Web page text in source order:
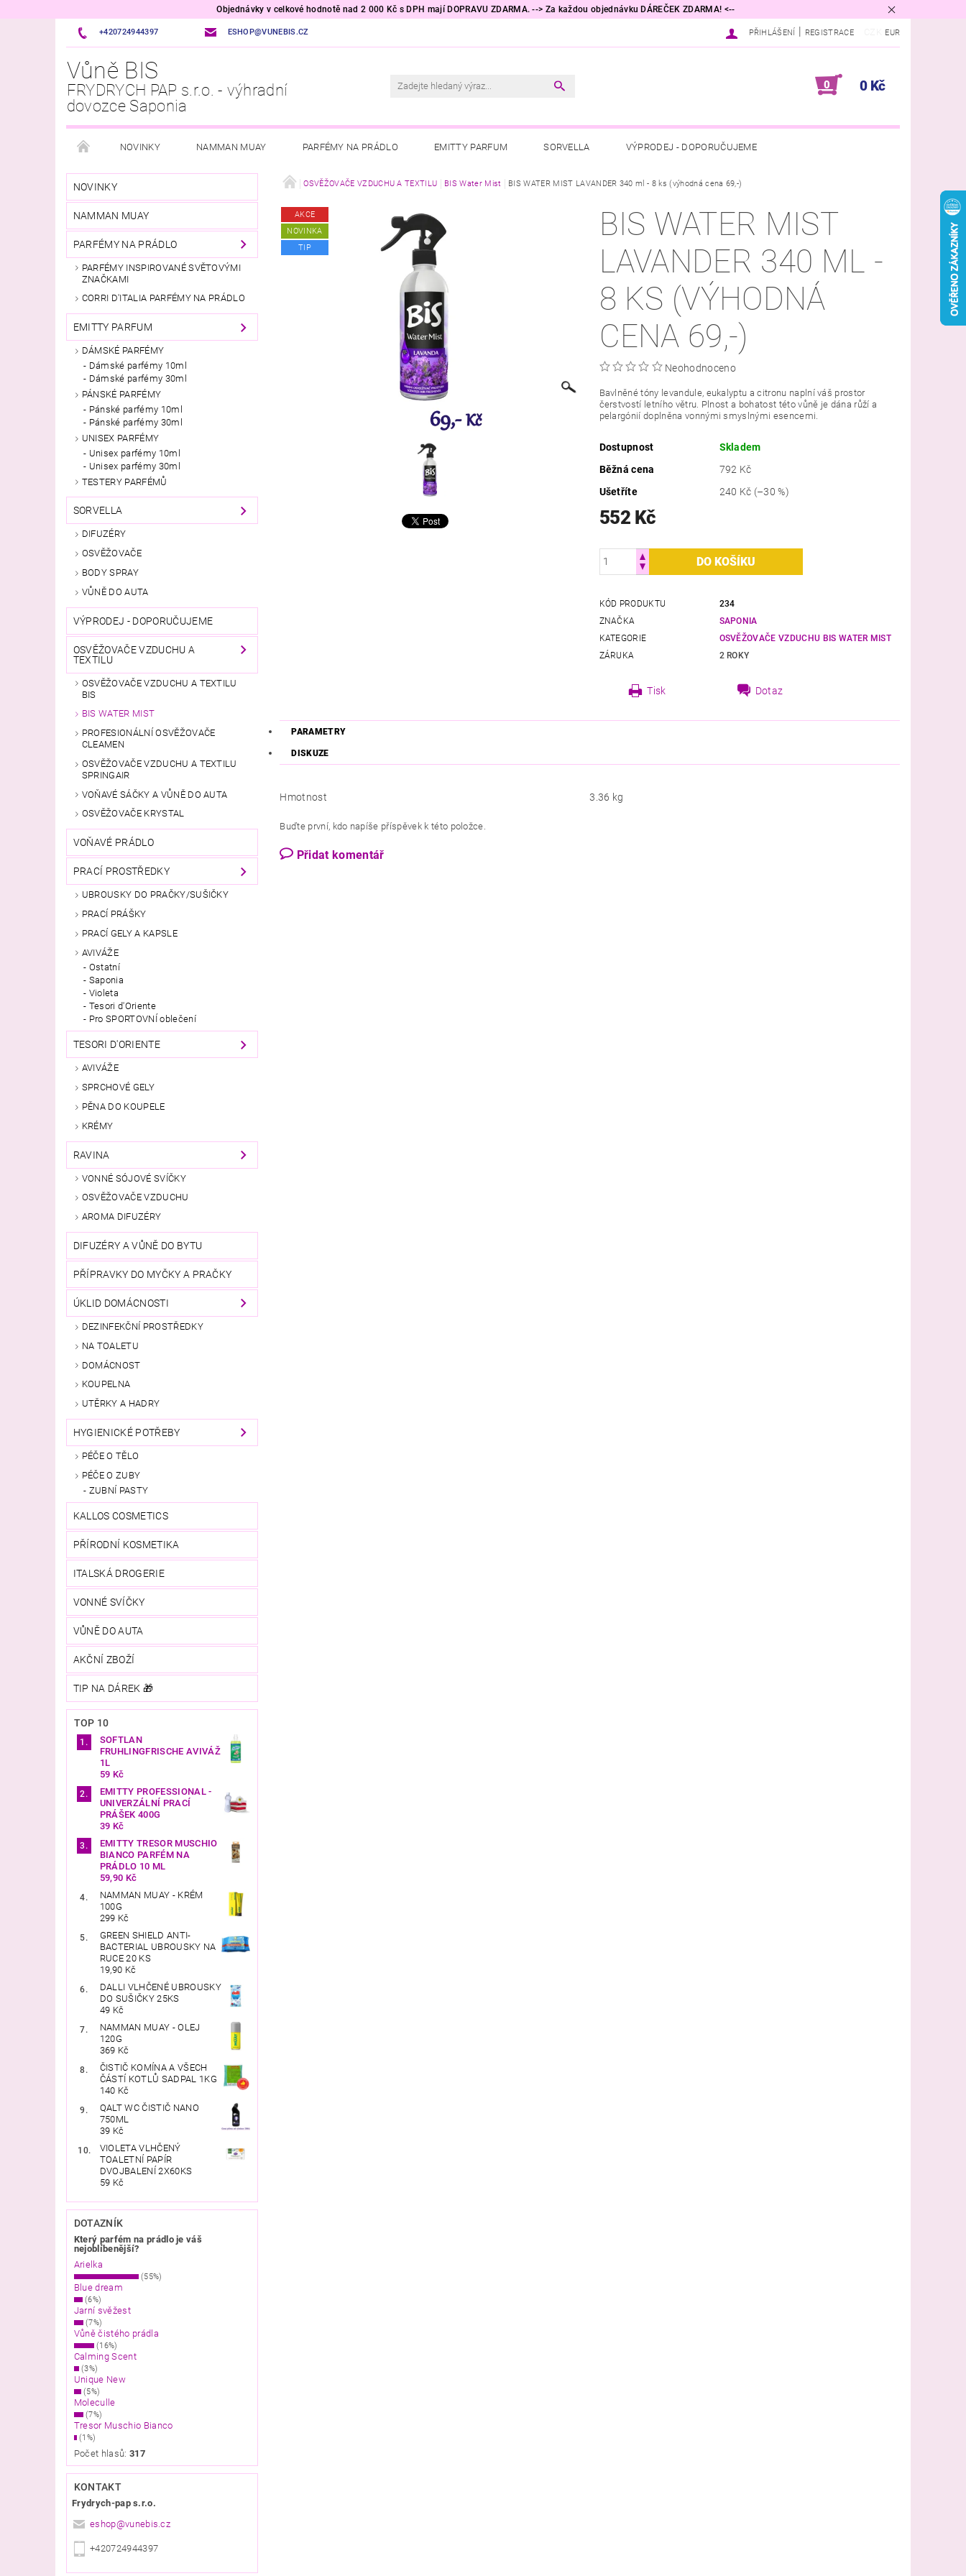
Objednávky v celkové hodnotě nad 2 000 Kč s DPH mají DOPRAVU ZDARMA. --> Za každou objednávku DÁREČEK ZDARMA! <--
+420724944397 ESHOP@VUNEBIS.CZ EUR
PŘIHLÁŠENÍ REGISTRACE
Vůně BIS
FRYDRYCH PAP s.r.o. - výhradní
dovozce Saponia
0 0 Kč
NOVINKY NAMMAN MUAY PARFÉMY NA PRÁDLO EMITTY PARFUM SORVELLA VÝPRODEJ - DOPORUČUJEME
OSVĚŽOVAČE VZDUCHU A TEXTILU VOŇAVÉ PRÁDLO PRACÍ PROSTŘEDKY TESORI D'ORIENTE RAVINA DIFUZÉRY A VŮNĚ DO BYTU
PŘÍPRAVKY DO MYČKY A PRAČKY ÚKLID DOMÁCNOSTI HYGIENICKÉ POTŘEBY KALLOS COSMETICS PŘÍRODNÍ KOSMETIKA
ITALSKÁ DROGERIE VONNÉ SVÍČKY VŮNĚ DO AUTA AKČNÍ ZBOŽÍ OBCHODNÍ PODMÍNKY KONTAKTY
VELKOOBCHOD
NOVINKY
NAMMAN MUAY
PARFÉMY NA PRÁDLO
PARFÉMY INSPIROVANÉ SVĚTOVÝMI
ZNAČKAMI
CORRI D'ITALIA PARFÉMY NA PRÁDLO
EMITTY PARFUM
DÁMSKÉ PARFÉMY
Dámské parfémy 10ml
Dámské parfémy 30ml
PÁNSKÉ PARFÉMY
Pánské parfémy 10ml
Pánské parfémy 30ml
UNISEX PARFÉMY
Unisex parfémy 10ml
Unisex parfémy 30ml
TESTERY PARFÉMŮ
SORVELLA
DIFUZÉRY
OSVĚŽOVAČE
BODY SPRAY
VŮNĚ DO AUTA
VÝPRODEJ - DOPORUČUJEME
OSVĚŽOVAČE VZDUCHU A
TEXTILU
OSVĚŽOVAČE VZDUCHU A TEXTILU
BIS
BIS WATER MIST
PROFESIONÁLNÍ OSVĚŽOVAČE
CLEAMEN
OSVĚŽOVAČE VZDUCHU A TEXTILU
SPRINGAIR
VOŇAVÉ SÁČKY A VŮNĚ DO AUTA
OSVĚŽOVAČE KRYSTAL
VOŇAVÉ PRÁDLO
PRACÍ PROSTŘEDKY
UBROUSKY DO PRAČKY/SUŠIČKY
PRACÍ PRÁŠKY
PRACÍ GELY A KAPSLE
AVIVÁŽE
Ostatní
Saponia
Violeta
Tesori d'Oriente
Pro SPORTOVNÍ oblečení
TESORI D'ORIENTE
AVIVÁŽE
SPRCHOVÉ GELY
PĚNA DO KOUPELE
KRÉMY
RAVINA
VONNÉ SÓJOVÉ SVÍČKY
OSVĚŽOVAČE VZDUCHU
AROMA DIFUZÉRY
DIFUZÉRY A VŮNĚ DO BYTU
PŘÍPRAVKY DO MYČKY A PRAČKY
ÚKLID DOMÁCNOSTI
DEZINFEKČNÍ PROSTŘEDKY
NA TOALETU
DOMÁCNOST
KOUPELNA
UTĚRKY A HADRY
HYGIENICKÉ POTŘEBY
PÉČE O TĚLO
PÉČE O ZUBY
ZUBNÍ PASTY
KALLOS COSMETICS
PŘÍRODNÍ KOSMETIKA
ITALSKÁ DROGERIE
VONNÉ SVÍČKY
VŮNĚ DO AUTA
AKČNÍ ZBOŽÍ
TIP NA DÁREK 🎁
TOP 10
SOFTLAN
FRUHLINGFRISCHE AVIVÁŽ
1L
59 Kč
EMITTY PROFESSIONAL -
UNIVERZÁLNÍ PRACÍ
PRÁŠEK 400G
39 Kč
EMITTY TRESOR MUSCHIO
BIANCO PARFÉM NA
PRÁDLO 10 ML
59,90 Kč
NAMMAN MUAY - KRÉM
100G
299 Kč
GREEN SHIELD ANTI-
BACTERIAL UBROUSKY NA
RUCE 20 KS
19,90 Kč
DALLI VLHČENÉ UBROUSKY
DO SUŠIČKY 25KS
49 Kč
NAMMAN MUAY - OLEJ
120G
369 Kč
ČISTIČ KOMÍNA A VŠECH
ČÁSTÍ KOTLŮ SADPAL 1KG
140 Kč
QALT WC ČISTIČ NANO
750ML
39 Kč
VIOLETA VLHČENÝ
TOALETNÍ PAPÍR
DVOJBALENÍ 2X60KS
59 Kč
DOTAZNÍK
Který parfém na prádlo je váš
nejoblíbenější?
Arielka
(55%)
Blue dream
(6%)
Jarní svěžest
(7%)
Vůně čistého prádla
(16%)
Calming Scent
(3%)
Unique New
(5%)
Moleculle
(7%)
Tresor Muschio Bianco
(1%)
Počet hlasů: 317
KONTAKT
Frydrych-pap s.r.o.
eshop@vunebis.cz
+420724944397
OSVĚŽOVAČE VZDUCHU A TEXTILU BIS Water Mist BIS WATER MIST LAVANDER 340 ml - 8 ks (výhodná cena 69,-)
AKCE
NOVINKA
TIP
BIS WATER MIST
LAVANDER 340 ML -
8 KS (VÝHODNÁ
CENA 69,-)
Neohodnoceno
Bavlněné tóny levandule, eukalyptu a citronu naplní váš prostor
čerstvostí letního větru. Plnost a bohatost této vůně je dána růží a
pelargónií doplněna vonnými smyslnými esencemi.
Dostupnost
Skladem
Běžná cena
792 Kč
Ušetříte
240 Kč (–30 %)
552 Kč
KÓD PRODUKTU
234
ZNAČKA
SAPONIA
KATEGORIE
OSVĚŽOVAČE VZDUCHU BIS WATER MIST
ZÁRUKA
2 ROKY
Tisk Dotaz
PARAMETRY
DISKUZE
Hmotnost 3.36 kg
Buďte první, kdo napíše příspěvek k této položce.
Přidat komentář